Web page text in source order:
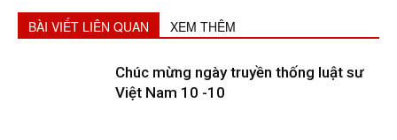
BÀI VIẾT LIÊN QUAN XEM THÊM
Chúc mừng ngày truyền thống luật sư
Việt Nam 10 -10